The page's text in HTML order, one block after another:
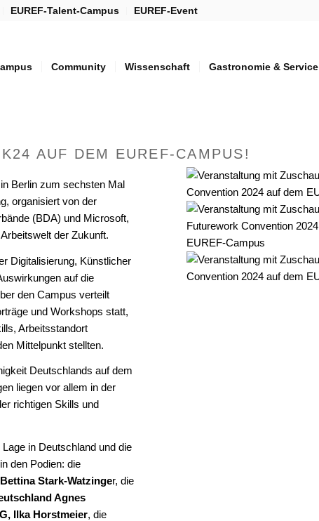
EUREF-Talent-Campus EUREF-Event
Community Wissenschaft Gastronomie & Service
AUF DEM EUREF-CAMPUS!
Berlin zum sechsten Mal
organisiert von der
(BDA) und Microsoft,
der Zukunft.
Digitalisierung, Künstlicher
auf die
den Campus verteilt
und Workshops statt,
Arbeitsstandort
Mittelpunkt stellten.
Deutschlands auf dem
liegen vor allem in der
richtigen Skills und
in Deutschland und die
den Podien: die
Stark-Watzinger, die
Agnes
Ilka Horstmeier, die